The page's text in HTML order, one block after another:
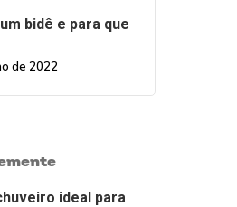
bidê e para que
de 2022
ideal para